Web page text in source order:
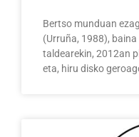
Bertso munduan
(Urruña, 1988),
taldearekin, 2012an
eta, hiru disko